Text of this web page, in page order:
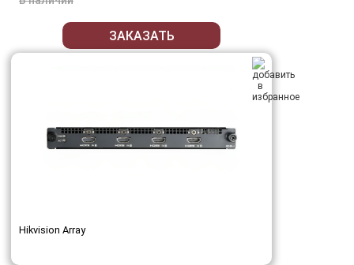
ЗАКАЗАТЬ
Hikvision Array